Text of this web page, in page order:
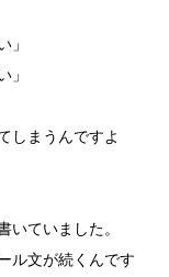
」
」
しまうんですよ
いていました。
ル文が続くんです